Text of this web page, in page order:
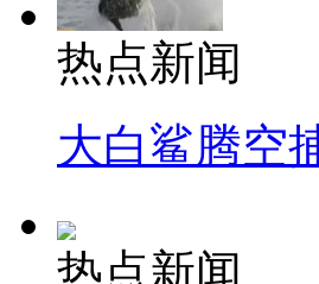
热点新闻
大白鲨腾空
热点新闻